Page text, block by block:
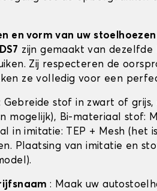
en vorm van uw
zijn gemaakt van
Zij respecteren de
ze volledig voor een
Gebreide stof in zwart of
mogelijk), Bi-materiaal stof:
in imitatie: TEP + Mesh (het
Plaatsing van imitatie en
: Maak uw